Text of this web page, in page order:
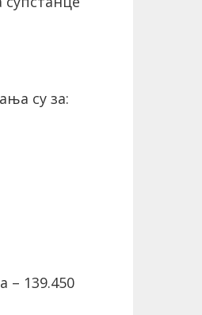
су за:
– 139.450